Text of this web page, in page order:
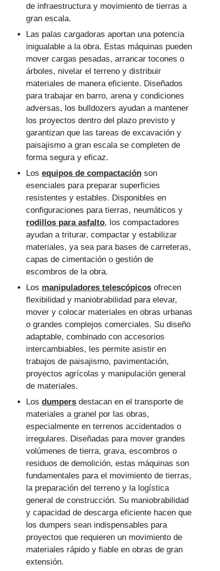
de infraestructura y movimiento de tierras a
gran escala.
Las palas cargadoras aportan una potencia
inigualable a la obra. Estas máquinas pueden
mover cargas pesadas, arrancar tocones o
árboles, nivelar el terreno y distribuir
materiales de manera eficiente. Diseñados
para trabajar en barro, arena y condiciones
adversas, los bulldozers ayudan a mantener
los proyectos dentro del plazo previsto y
garantizan que las tareas de excavación y
paisajismo a gran escala se completen de
forma segura y eficaz.
Los equipos de compactación son
esenciales para preparar superficies
resistentes y estables. Disponibles en
configuraciones para tierras, neumáticos y
rodillos para asfalto, los compactadores
ayudan a triturar, compactar y estabilizar
materiales, ya sea para bases de carreteras,
capas de cimentación o gestión de
escombros de la obra.
Los manipuladores telescópicos ofrecen
flexibilidad y maniobrabilidad para elevar,
mover y colocar materiales en obras urbanas
o grandes complejos comerciales. Su diseño
adaptable, combinado con accesorios
intercambiables, les permite asistir en
trabajos de paisajismo, pavimentación,
proyectos agrícolas y manipulación general
de materiales.
Los dumpers destacan en el transporte de
materiales a granel por las obras,
especialmente en terrenos accidentados o
irregulares. Diseñadas para mover grandes
volúmenes de tierra, grava, escombros o
residuos de demolición, estas máquinas son
fundamentales para el movimiento de tierras,
la preparación del terreno y la logística
general de construcción. Su maniobrabilidad
y capacidad de descarga eficiente hacen que
los dumpers sean indispensables para
proyectos que requieren un movimiento de
materiales rápido y fiable en obras de gran
extensión.